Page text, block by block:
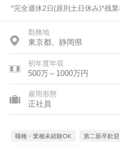
*完全週休2日(原則土日休み)*残
勤務地
東京都、静岡県
初年度年収
500万～1000万円
雇用形態
正社員
職種・業種未経験OK 第二新卒歓迎